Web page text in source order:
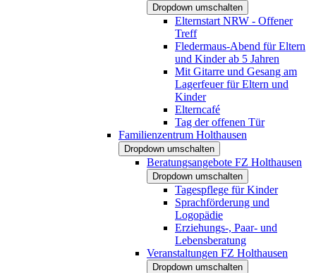
Dropdown umschalten
Elternstart NRW - Offener
Treff
Fledermaus-Abend für Eltern
und Kinder ab 5 Jahren
Mit Gitarre und Gesang am
Lagerfeuer für Eltern und
Kinder
Elterncafé
Tag der offenen Tür
Familienzentrum Holthausen
Dropdown umschalten
Beratungsangebote FZ Holthausen
Dropdown umschalten
Tagespflege für Kinder
Sprachförderung und
Logopädie
Erziehungs-, Paar- und
Lebensberatung
Veranstaltungen FZ Holthausen
Dropdown umschalten